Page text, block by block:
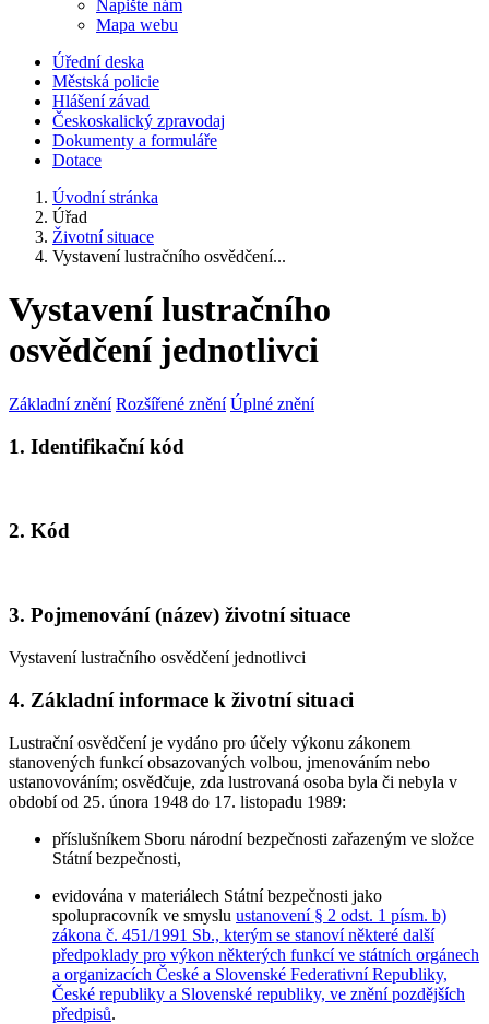
Napište nám
Mapa webu
Úřední deska
Městská policie
Hlášení závad
Českoskalický zpravodaj
Dokumenty a formuláře
Dotace
Úvodní stránka
Úřad
Životní situace
Vystavení lustračního osvědčení...
Vystavení lustračního
osvědčení jednotlivci
Základní znění Rozšířené znění Úplné znění
1. Identifikační kód
2. Kód
3. Pojmenování (název) životní situace
Vystavení lustračního osvědčení jednotlivci
4. Základní informace k životní situaci
Lustrační osvědčení je vydáno pro účely výkonu zákonem
stanovených funkcí obsazovaných volbou, jmenováním nebo
ustanovováním; osvědčuje, zda lustrovaná osoba byla či nebyla v
období od 25. února 1948 do 17. listopadu 1989:
příslušníkem Sboru národní bezpečnosti zařazeným ve složce
Státní bezpečnosti,
evidována v materiálech Státní bezpečnosti jako
spolupracovník ve smyslu ustanovení § 2 odst. 1 písm. b)
zákona č. 451/1991 Sb., kterým se stanoví některé další
předpoklady pro výkon některých funkcí ve státních orgánech
a organizacích České a Slovenské Federativní Republiky,
České republiky a Slovenské republiky, ve znění pozdějších
předpisů.